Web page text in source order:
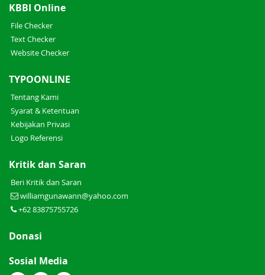
KBBI Online
File Checker
Text Checker
Website Checker
TYPOONLINE
Tentang Kami
Syarat & Ketentuan
Kebijakan Privasi
Logo Referensi
Kritik dan Saran
Beri Kritik dan Saran
williamgunawann@yahoo.com
+62 83875755726
Donasi
Sosial Media